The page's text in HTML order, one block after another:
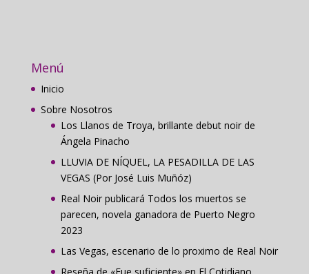
Menú
Inicio
Sobre Nosotros
Los Llanos de Troya, brillante debut noir de
Ángela Pinacho
LLUVIA DE NÍQUEL, LA PESADILLA DE LAS
VEGAS (Por José Luis Muñóz)
Real Noir publicará Todos los muertos se
parecen, novela ganadora de Puerto Negro
2023
Las Vegas, escenario de lo proximo de Real Noir